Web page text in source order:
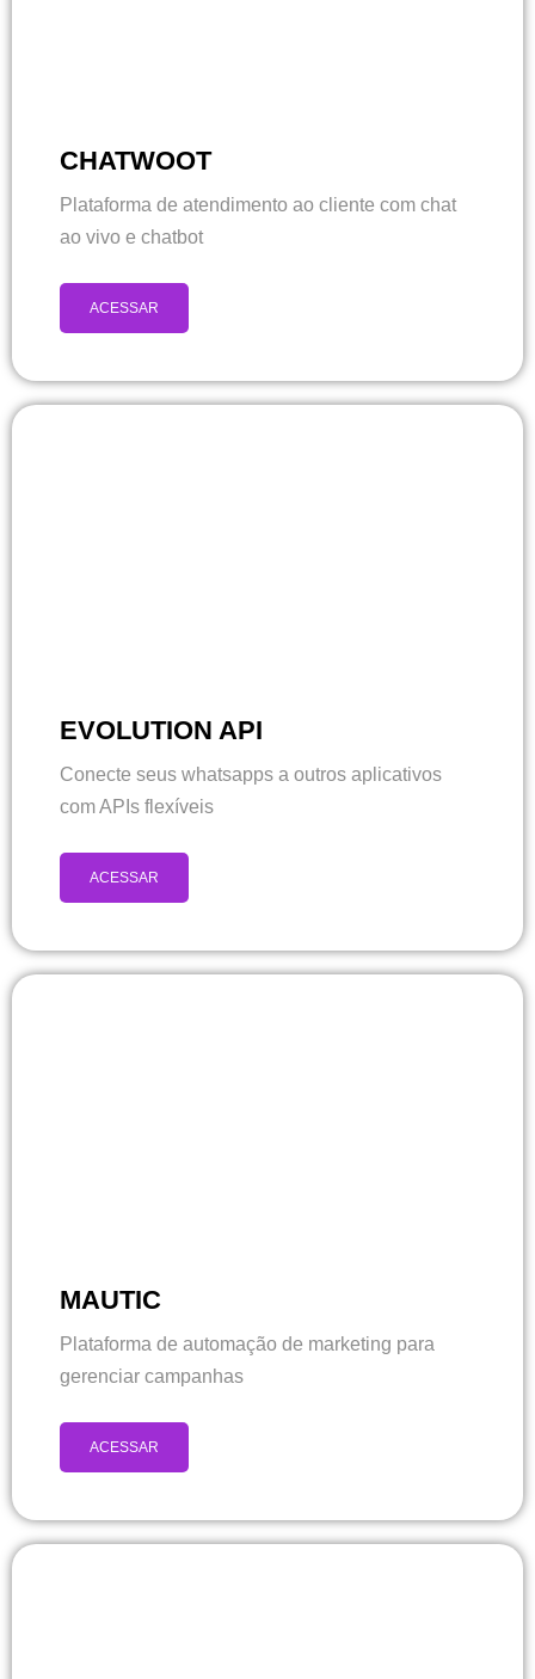
CHATWOOT
Plataforma de atendimento ao cliente com chat
ao vivo e chatbot
ACESSAR
EVOLUTION API
Conecte seus whatsapps a outros aplicativos
com APIs flexíveis
ACESSAR
MAUTIC
Plataforma de automação de marketing para
gerenciar campanhas
ACESSAR